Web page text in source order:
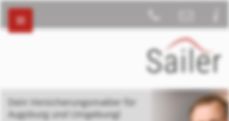
Dein Versicherungsmakler für
Augsburg und Umgebung!